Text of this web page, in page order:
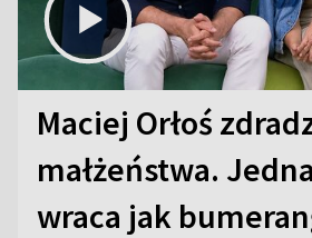
Maciej Orłoś
małżeństwa.
wraca jak